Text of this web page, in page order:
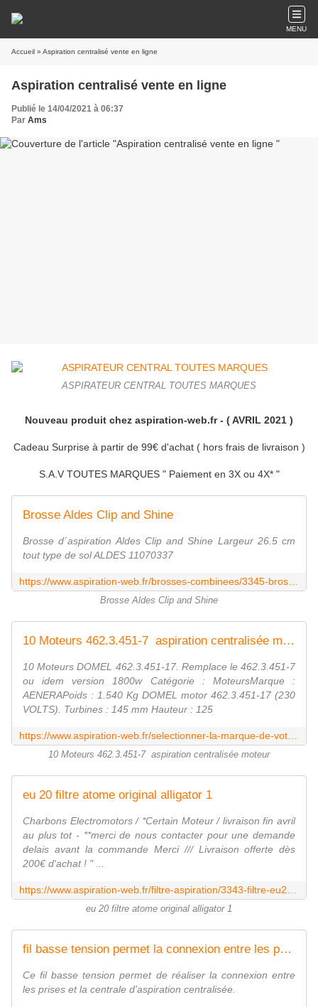
MENU
Accueil » Aspiration centralisé vente en ligne
Aspiration centralisé vente en ligne
Publié le 14/04/2021 à 06:37
Par Ams
ASPIRATEUR CENTRAL TOUTES MARQUES
Nouveau produit chez aspiration-web.fr - ( AVRIL 2021 )
Cadeau Surprise à partir de 99€ d'achat ( hors frais de livraison )
S.A.V TOUTES MARQUES " Paiement en 3X ou 4X* "
Brosse Aldes Clip and Shine
Brosse d´aspiration Aldes Clip and Shine Largeur 26.5 cm
tout type de sol ALDES 11070337
Brosse Aldes Clip and Shine
10 Moteurs 462.3.451-7 aspiration centralisée moteur
10 Moteurs DOMEL 462.3.451-17. Remplace le 462.3.451-7
ou idem version 1800w Catégorie : MoteursMarque :
AENERAPoids : 1.540 Kg DOMEL motor 462.3.451-17 (230
VOLTS). Turbines : 145 mm Hauteur : 125
10 Moteurs 462.3.451-7 aspiration centralisée moteur
eu 20 filtre atome original alligator 1
Charbons Electromotors / *Certain Moteur / livraison fin avril
au plus tot - **merci de nous contacter pour une demande
delais avant la commande Merci /// Livraison offerte dès
200€ d'achat ! " ...
eu 20 filtre atome original alligator 1
fil basse tension permet la connexion entre les prises et la centrale d'aspiration centralisée.
Ce fil basse tension permet de réaliser la connexion entre
les prises et la centrale d'aspiration centralisée.